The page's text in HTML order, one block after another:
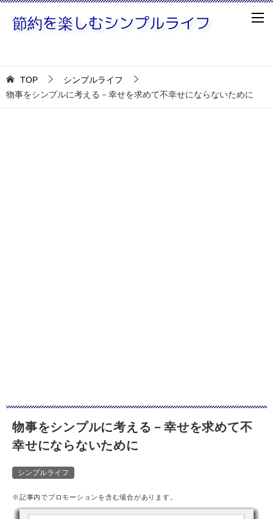
TOP
シンプルライフ
物事をシンプルに考える－幸せを求めて不幸せにならないために
物事をシンプルに考える－幸せを求めて不
幸せにならないために
シンプルライフ
※記事内でプロモーションを含む場合があります。